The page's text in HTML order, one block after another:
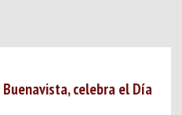
celebra el Día